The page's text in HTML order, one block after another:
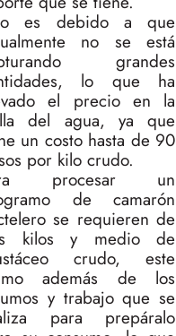
es debido a que
no se está
grandes
lo que ha
el precio en la
del agua, ya que
un costo hasta de 90
por kilo crudo.
procesar un
de camarón
se requieren de
kilos y medio de
crudo, este
además de los
y trabajo que se
para prepáralo